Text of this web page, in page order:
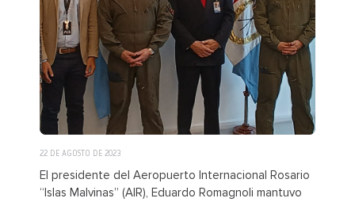
22 DE AGOSTO DE 2023
El presidente del Aeropuerto Internacional Rosario
“Islas Malvinas” (AIR), Eduardo Romagnoli mantuvo